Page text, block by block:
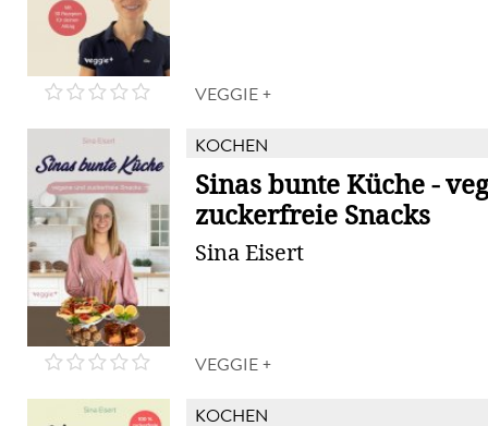
VEGGIE +
KOCHEN
Sinas bunte Küche -
zuckerfreie Snacks
Sina Eisert
VEGGIE +
KOCHEN